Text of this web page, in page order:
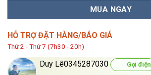
MUA NGAY
HỖ TRỢ ĐẶT HÀNG/BÁO GIÁ
Thứ 2 - Thứ 7 (7h30 - 20h)
Duy Lê0345287030 Gọi điện